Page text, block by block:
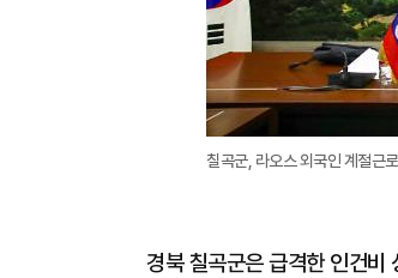
칠곡군, 라오스 외국인 계절근
경북 칠곡군은 급격한 인건비